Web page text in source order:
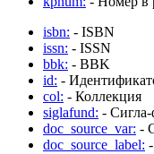
isbn: - ISBN
issn: - ISSN
bbk: - BBK
id: -
col: - Коллекция
siglafund: -
doc_source_var: -
doc_source_label: